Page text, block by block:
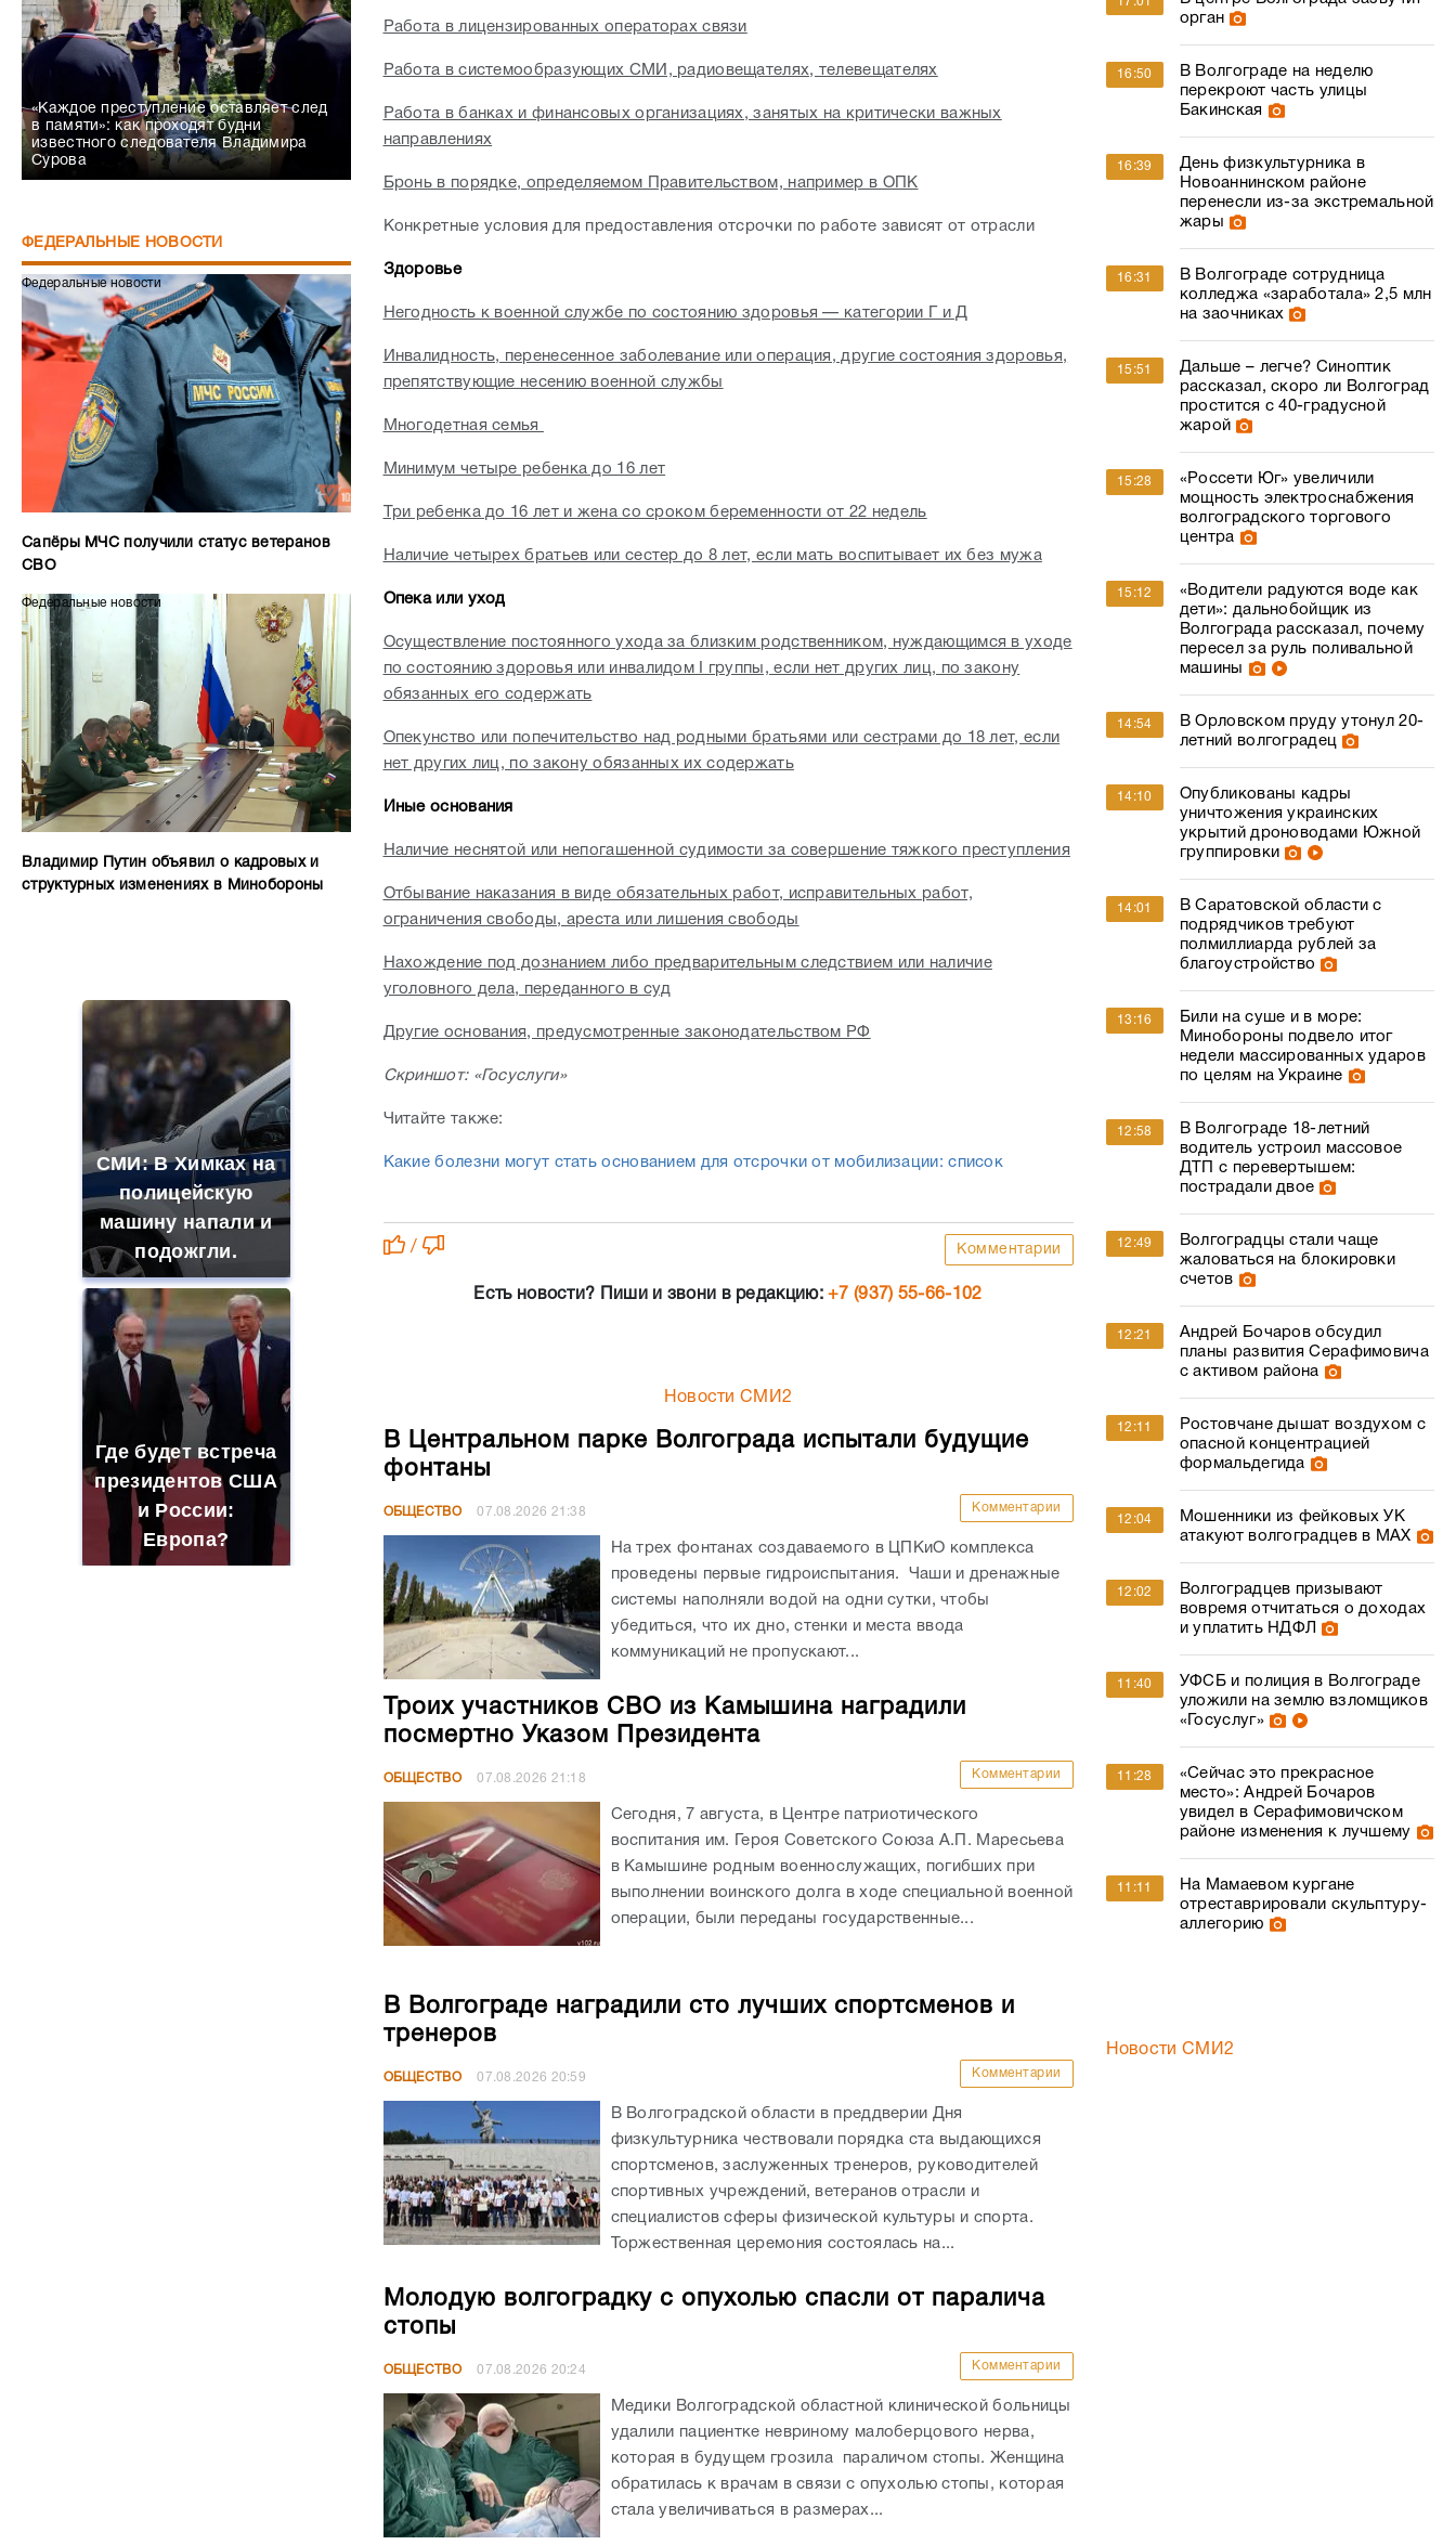
«Каждое преступление оставляет след
в памяти»: как проходят будни
известного следователя Владимира
Сурова
ФЕДЕРАЛЬНЫЕ НОВОСТИ
Федеральные новости
Сапёры МЧС получили статус ветеранов
СВО
Федеральные новости
Владимир Путин объявил о кадровых и
структурных изменениях в Минобороны
СМИ: В Химках на
полицейскую
машину напали и
подожгли.
Где будет встреча
президентов США
и России:
Европа?
Работа в лицензированных операторах связи
Работа в системообразующих СМИ, радиовещателях, телевещателях
Работа в банках и финансовых организациях, занятых на критически важных
направлениях
Бронь в порядке, определяемом Правительством, например в ОПК
Конкретные условия для предоставления отсрочки по работе зависят от отрасли
Здоровье
Негодность к военной службе по состоянию здоровья — категории Г и Д
Инвалидность, перенесенное заболевание или операция, другие состояния здоровья,
препятствующие несению военной службы
Многодетная семья
Минимум четыре ребенка до 16 лет
Три ребенка до 16 лет и жена со сроком беременности от 22 недель
Наличие четырех братьев или сестер до 8 лет, если мать воспитывает их без мужа
Опека или уход
Осуществление постоянного ухода за близким родственником, нуждающимся в уходе
по состоянию здоровья или инвалидом I группы, если нет других лиц, по закону
обязанных его содержать
Опекунство или попечительство над родными братьями или сестрами до 18 лет, если
нет других лиц, по закону обязанных их содержать
Иные основания
Наличие неснятой или непогашенной судимости за совершение тяжкого преступления
Отбывание наказания в виде обязательных работ, исправительных работ,
ограничения свободы, ареста или лишения свободы
Нахождение под дознанием либо предварительным следствием или наличие
уголовного дела, переданного в суд
Другие основания, предусмотренные законодательством РФ
Скриншот: «Госуслуги»
Читайте также:
Какие болезни могут стать основанием для отсрочки от мобилизации: список
/ Комментарии
Есть новости? Пиши и звони в редакцию:+7 (937) 55-66-102
Новости СМИ2
В Центральном парке Волгограда испытали будущие
фонтаны
ОБЩЕСТВО 07.08.2026 21:38 Комментарии
На трех фонтанах создаваемого в ЦПКиО комплекса
проведены первые гидроиспытания. Чаши и дренажные
системы наполняли водой на одни сутки, чтобы
убедиться, что их дно, стенки и места ввода
коммуникаций не пропускают...
Троих участников СВО из Камышина наградили
посмертно Указом Президента
ОБЩЕСТВО 07.08.2026 21:18 Комментарии
Сегодня, 7 августа, в Центре патриотического
воспитания им. Героя Советского Союза А.П. Маресьева
в Камышине родным военнослужащих, погибших при
выполнении воинского долга в ходе специальной военной
операции, были переданы государственные...
В Волгограде наградили сто лучших спортсменов и
тренеров
ОБЩЕСТВО 07.08.2026 20:59 Комментарии
В Волгоградской области в преддверии Дня
физкультурника чествовали порядка ста выдающихся
спортсменов, заслуженных тренеров, руководителей
спортивных учреждений, ветеранов отрасли и
специалистов сферы физической культуры и спорта.
Торжественная церемония состоялась на...
Молодую волгоградку с опухолью спасли от паралича
стопы
ОБЩЕСТВО 07.08.2026 20:24 Комментарии
Медики Волгоградской областной клинической больницы
удалили пациентке невриному малоберцового нерва,
которая в будущем грозила параличом стопы. Женщина
обратилась к врачам в связи с опухолью стопы, которая
стала увеличиваться в размерах...
орган
16:50
В Волгограде на неделю
перекроют часть улицы
Бакинская
16:39
День физкультурника в
Новоаннинском районе
перенесли из-за экстремальной
жары
16:31
В Волгограде сотрудница
колледжа «заработала» 2,5 млн
на заочниках
15:51
Дальше – легче? Синоптик
рассказал, скоро ли Волгоград
простится с 40-градусной
жарой
15:28
«Россети Юг» увеличили
мощность электроснабжения
волгоградского торгового
центра
15:12
«Водители радуются воде как
дети»: дальнобойщик из
Волгограда рассказал, почему
пересел за руль поливальной
машины
14:54
В Орловском пруду утонул 20-
летний волгоградец
14:10
Опубликованы кадры
уничтожения украинских
укрытий дроноводами Южной
группировки
14:01
В Саратовской области с
подрядчиков требуют
полмиллиарда рублей за
благоустройство
13:16
Били на суше и в море:
Минобороны подвело итог
недели массированных ударов
по целям на Украине
12:58
В Волгограде 18-летний
водитель устроил массовое
ДТП с перевертышем:
пострадали двое
12:49
Волгоградцы стали чаще
жаловаться на блокировки
счетов
12:21
Андрей Бочаров обсудил
планы развития Серафимовича
с активом района
12:11
Ростовчане дышат воздухом с
опасной концентрацией
формальдегида
12:04
Мошенники из фейковых УК
атакуют волгоградцев в МАХ
12:02
Волгоградцев призывают
вовремя отчитаться о доходах
и уплатить НДФЛ
11:40
УФСБ и полиция в Волгограде
уложили на землю взломщиков
«Госуслуг»
11:28
«Сейчас это прекрасное
место»: Андрей Бочаров
увидел в Серафимовичском
районе изменения к лучшему
11:11
На Мамаевом кургане
отреставрировали скульптуру-
аллегорию
Новости СМИ2